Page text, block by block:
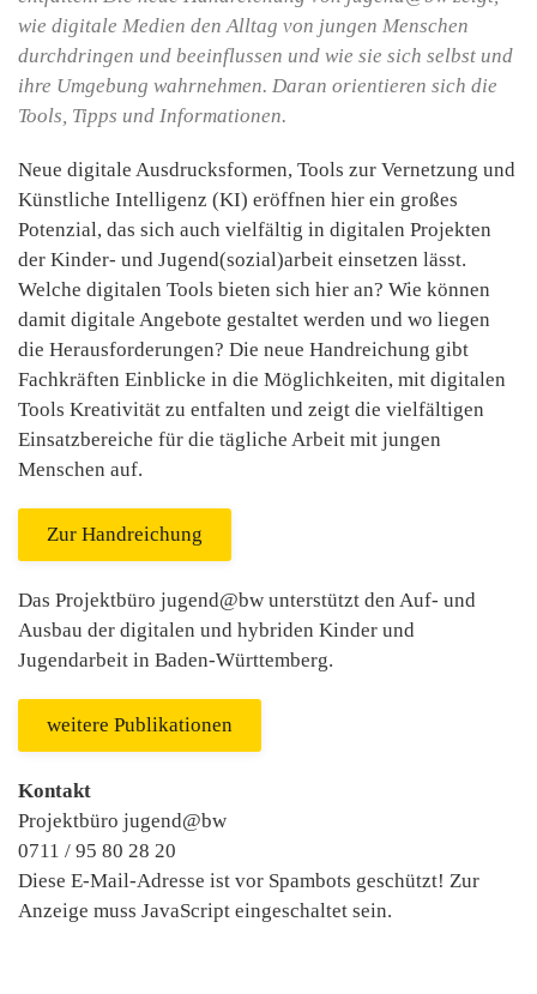
wie digitale Medien den Alltag von jungen Menschen
durchdringen und beeinflussen und wie sie sich selbst und
ihre Umgebung wahrnehmen. Daran orientieren sich die
Tools, Tipps und Informationen.
Neue digitale Ausdrucksformen, Tools zur Vernetzung und
Künstliche Intelligenz (KI) eröffnen hier ein großes
Potenzial, das sich auch vielfältig in digitalen Projekten
der Kinder- und Jugend(sozial)arbeit einsetzen lässt.
Welche digitalen Tools bieten sich hier an? Wie können
damit digitale Angebote gestaltet werden und wo liegen
die Herausforderungen? Die neue Handreichung gibt
Fachkräften Einblicke in die Möglichkeiten, mit digitalen
Tools Kreativität zu entfalten und zeigt die vielfältigen
Einsatzbereiche für die tägliche Arbeit mit jungen
Menschen auf.
Zur Handreichung
Das Projektbüro jugend@bw unterstützt den Auf- und
Ausbau der digitalen und hybriden Kinder und
Jugendarbeit in Baden-Württemberg.
weitere Publikationen
Kontakt
Projektbüro jugend@bw
0711 / 95 80 28 20
Diese E-Mail-Adresse ist vor Spambots geschützt! Zur
Anzeige muss JavaScript eingeschaltet sein.